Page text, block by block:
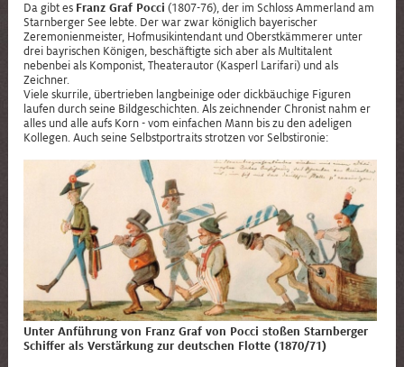
Da gibt es Franz Graf Pocci (1807-76), der im Schloss Ammerland am
Starnberger See lebte. Der war zwar königlich bayerischer
Zeremonienmeister, Hofmusikintendant und Oberstkämmerer unter
drei bayrischen Königen, beschäftigte sich aber als Multitalent
nebenbei als Komponist, Theaterautor (Kasperl Larifari) und als
Zeichner.
Viele skurrile, übertrieben langbeinige oder dickbäuchige Figuren
laufen durch seine Bildgeschichten. Als zeichnender Chronist nahm er
alles und alle aufs Korn - vom einfachen Mann bis zu den adeligen
Kollegen. Auch seine Selbstportraits strotzen vor Selbstironie:
Unter Anführung von Franz Graf von Pocci stoßen Starnberger
Schiffer als Verstärkung zur deutschen Flotte (1870/71)